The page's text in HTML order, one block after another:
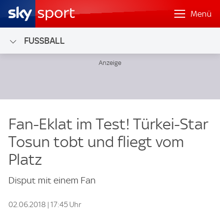
Menü
FUSSBALL
Fan-Eklat im Test! Türkei-Star
Tosun tobt und fliegt vom
Platz
Disput mit einem Fan
02.06.2018 | 17:45 Uhr